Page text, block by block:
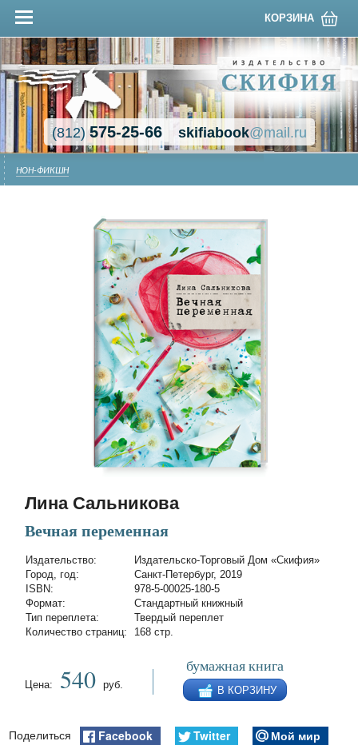
КОРЗИНА
(812)575-25-66 skifiabook@mail.ru
НОН-ФИКШН
Лина Сальникова
Вечная переменная
Издательство:
Издательско-Торговый Дом «Скифия»
Город, год:
Санкт-Петербург, 2019
ISBN:
978-5-00025-180-5
Формат:
Стандартный книжный
Тип переплета:
Твердый переплет
Количество страниц:
168 стр.
Цена: 540 руб.
бумажная книга
В КОРЗИНУ
Поделиться Facebook Twitter
Мой мир